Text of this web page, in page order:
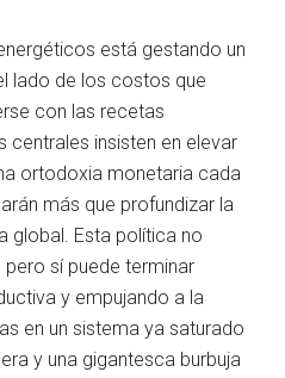
está gestando un
lado de los costos que
con las recetas
centrales insisten en elevar
ortodoxia monetaria cada
más que profundizar la
global. Esta política no
sí puede terminar
y empujando a la
en un sistema ya saturado
y una gigantesca burbuja